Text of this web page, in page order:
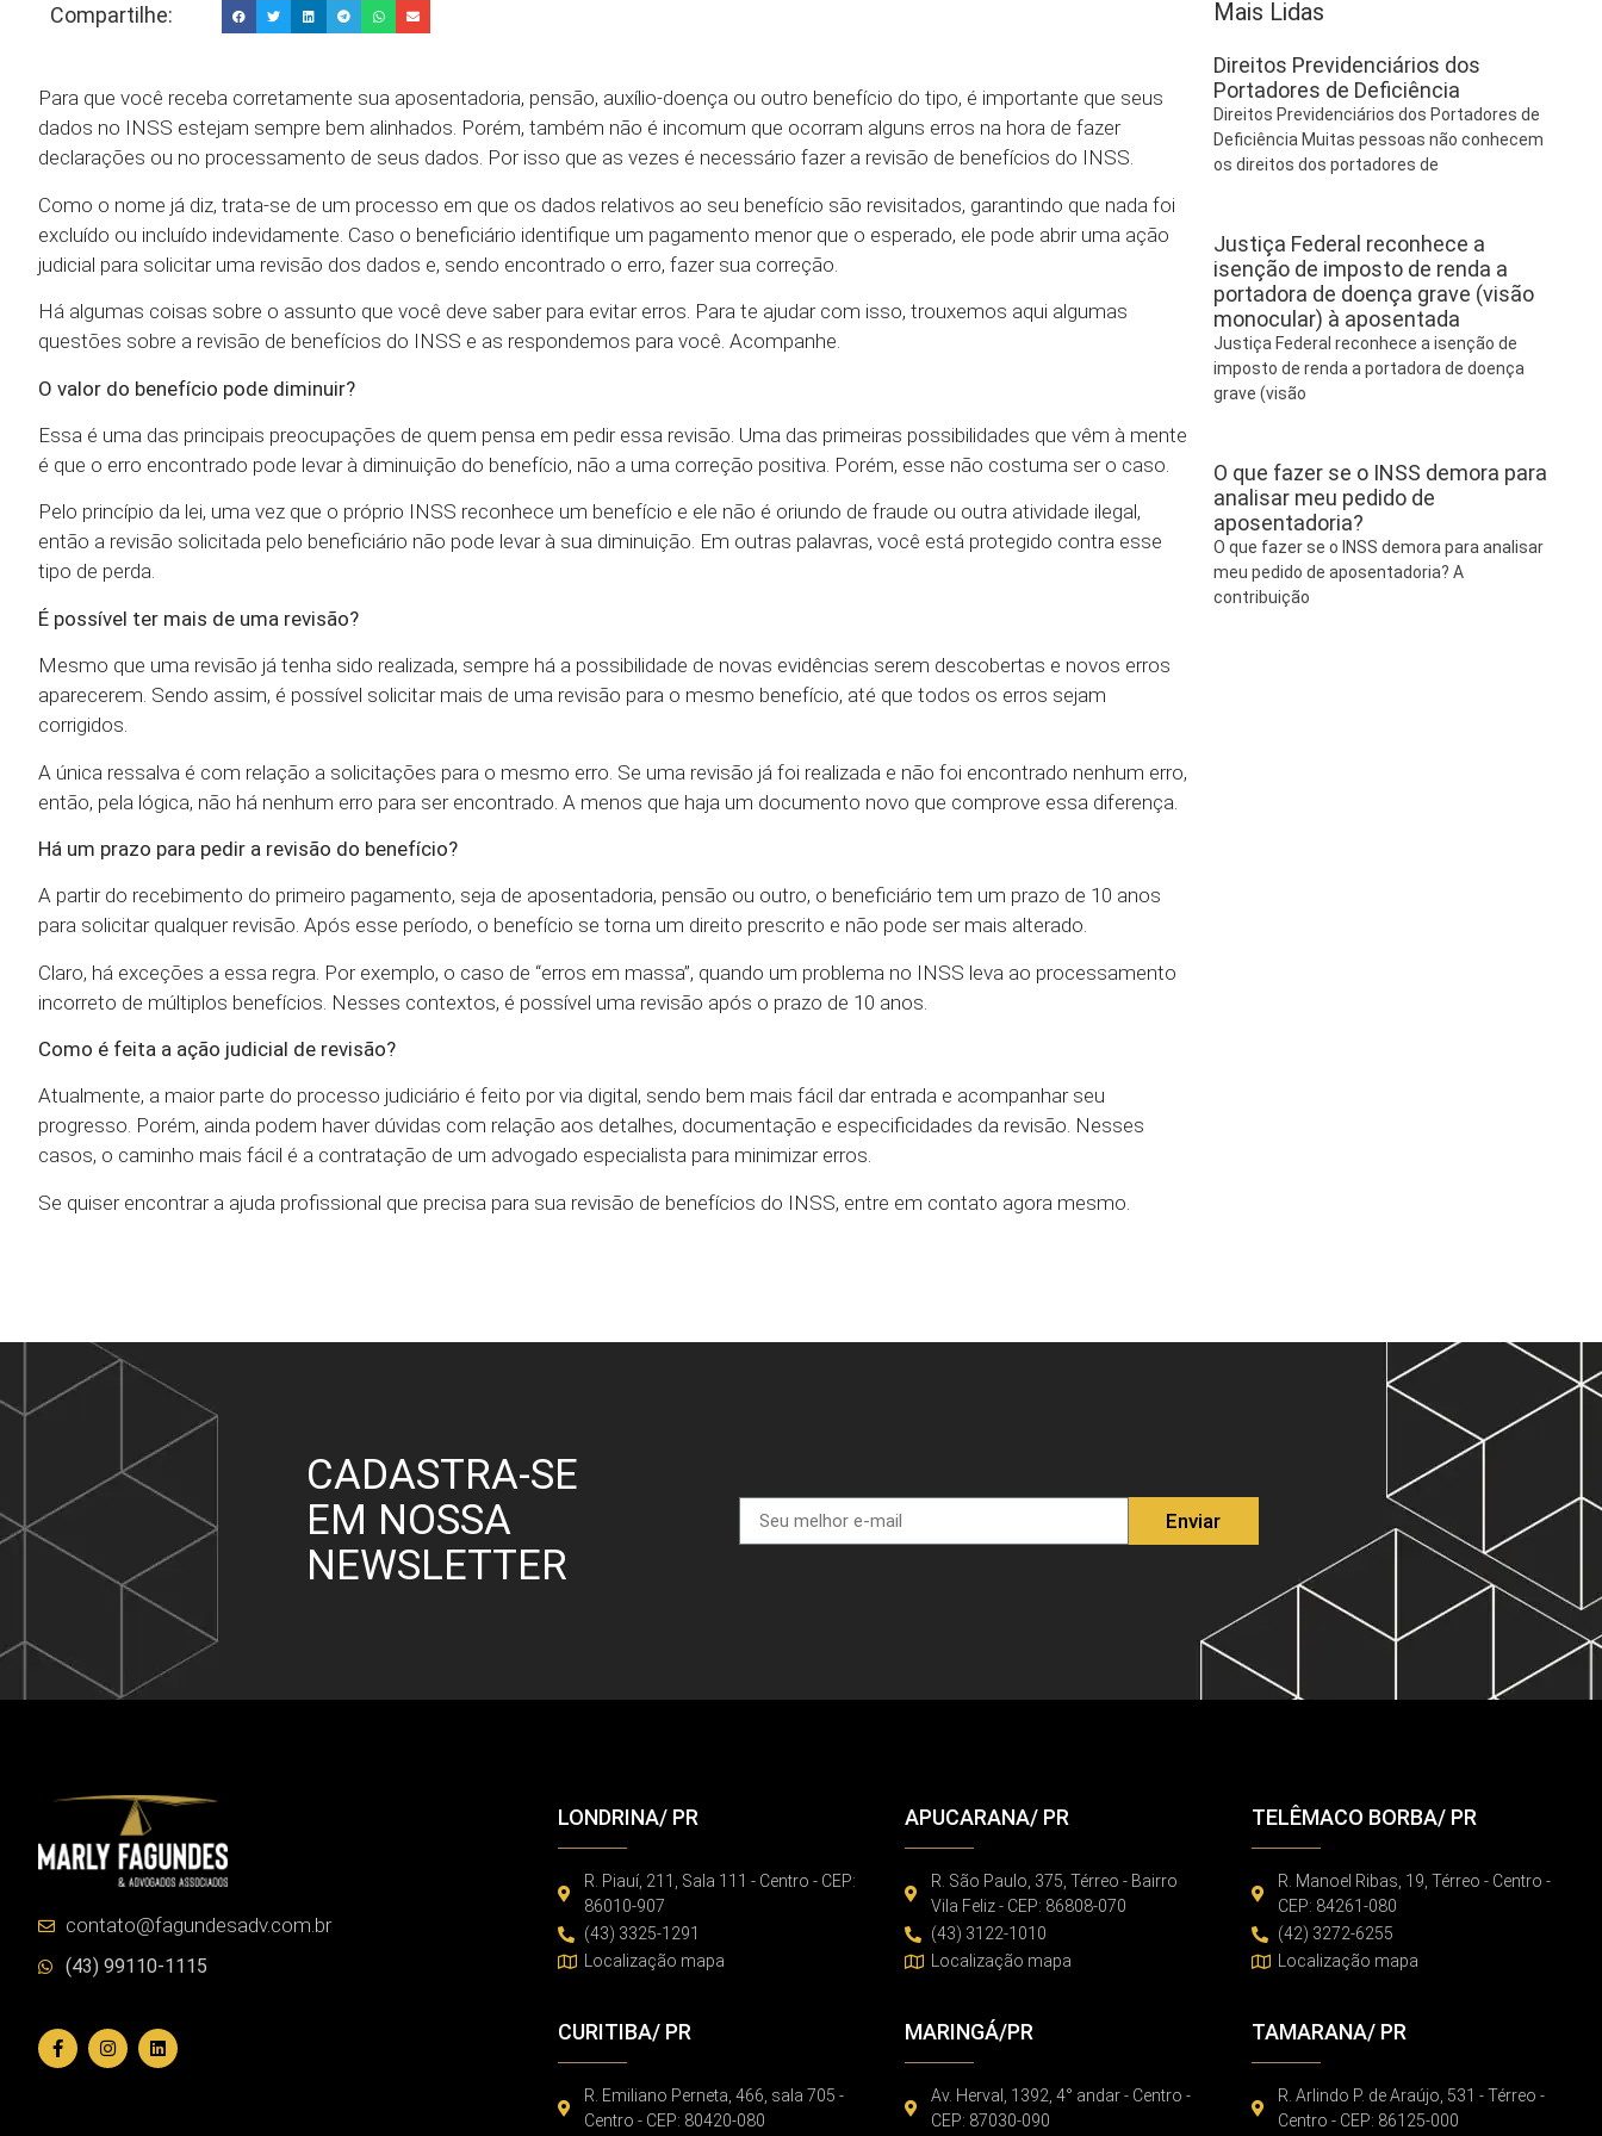
Compartilhe:
Para que você receba corretamente sua aposentadoria, pensão, auxílio-doença ou outro benefício do tipo, é importante que seus
dados no INSS estejam sempre bem alinhados. Porém, também não é incomum que ocorram alguns erros na hora de fazer
declarações ou no processamento de seus dados. Por isso que as vezes é necessário fazer a revisão de benefícios do INSS.
Como o nome já diz, trata-se de um processo em que os dados relativos ao seu benefício são revisitados, garantindo que nada foi
excluído ou incluído indevidamente. Caso o beneficiário identifique um pagamento menor que o esperado, ele pode abrir uma ação
judicial para solicitar uma revisão dos dados e, sendo encontrado o erro, fazer sua correção.
Há algumas coisas sobre o assunto que você deve saber para evitar erros. Para te ajudar com isso, trouxemos aqui algumas
questões sobre a revisão de benefícios do INSS e as respondemos para você. Acompanhe.
O valor do benefício pode diminuir?
Essa é uma das principais preocupações de quem pensa em pedir essa revisão. Uma das primeiras possibilidades que vêm à mente
é que o erro encontrado pode levar à diminuição do benefício, não a uma correção positiva. Porém, esse não costuma ser o caso.
Pelo princípio da lei, uma vez que o próprio INSS reconhece um benefício e ele não é oriundo de fraude ou outra atividade ilegal,
então a revisão solicitada pelo beneficiário não pode levar à sua diminuição. Em outras palavras, você está protegido contra esse
tipo de perda.
É possível ter mais de uma revisão?
Mesmo que uma revisão já tenha sido realizada, sempre há a possibilidade de novas evidências serem descobertas e novos erros
aparecerem. Sendo assim, é possível solicitar mais de uma revisão para o mesmo benefício, até que todos os erros sejam
corrigidos.
A única ressalva é com relação a solicitações para o mesmo erro. Se uma revisão já foi realizada e não foi encontrado nenhum erro,
então, pela lógica, não há nenhum erro para ser encontrado. A menos que haja um documento novo que comprove essa diferença.
Há um prazo para pedir a revisão do benefício?
A partir do recebimento do primeiro pagamento, seja de aposentadoria, pensão ou outro, o beneficiário tem um prazo de 10 anos
para solicitar qualquer revisão. Após esse período, o benefício se torna um direito prescrito e não pode ser mais alterado.
Claro, há exceções a essa regra. Por exemplo, o caso de “erros em massa”, quando um problema no INSS leva ao processamento
incorreto de múltiplos benefícios. Nesses contextos, é possível uma revisão após o prazo de 10 anos.
Como é feita a ação judicial de revisão?
Atualmente, a maior parte do processo judiciário é feito por via digital, sendo bem mais fácil dar entrada e acompanhar seu
progresso. Porém, ainda podem haver dúvidas com relação aos detalhes, documentação e especificidades da revisão. Nesses
casos, o caminho mais fácil é a contratação de um advogado especialista para minimizar erros.
Se quiser encontrar a ajuda profissional que precisa para sua revisão de benefícios do INSS, entre em contato agora mesmo.
Mais Lidas
Direitos Previdenciários dos
Portadores de Deficiência
Direitos Previdenciários dos Portadores de
Deficiência Muitas pessoas não conhecem
os direitos dos portadores de
Justiça Federal reconhece a
isenção de imposto de renda a
portadora de doença grave (visão
monocular) à aposentada
Justiça Federal reconhece a isenção de
imposto de renda a portadora de doença
grave (visão
O que fazer se o INSS demora para
analisar meu pedido de
aposentadoria?
O que fazer se o INSS demora para analisar
meu pedido de aposentadoria? A
contribuição
CADASTRA-SE
EM NOSSA
NEWSLETTER
Enviar
contato@fagundesadv.com.br
(43) 99110-1115
LONDRINA/ PR
R. Piauí, 211, Sala 111 - Centro - CEP:
86010-907
(43) 3325-1291
Localização mapa
CURITIBA/ PR
R. Emiliano Perneta, 466, sala 705 -
Centro - CEP: 80420-080
APUCARANA/ PR
R. São Paulo, 375, Térreo - Bairro
Vila Feliz - CEP: 86808-070
(43) 3122-1010
Localização mapa
MARINGÁ/PR
Av. Herval, 1392, 4° andar - Centro -
CEP: 87030-090
TELÊMACO BORBA/ PR
R. Manoel Ribas, 19, Térreo - Centro -
CEP: 84261-080
(42) 3272-6255
Localização mapa
TAMARANA/ PR
R. Arlindo P. de Araújo, 531 - Térreo -
Centro - CEP: 86125-000